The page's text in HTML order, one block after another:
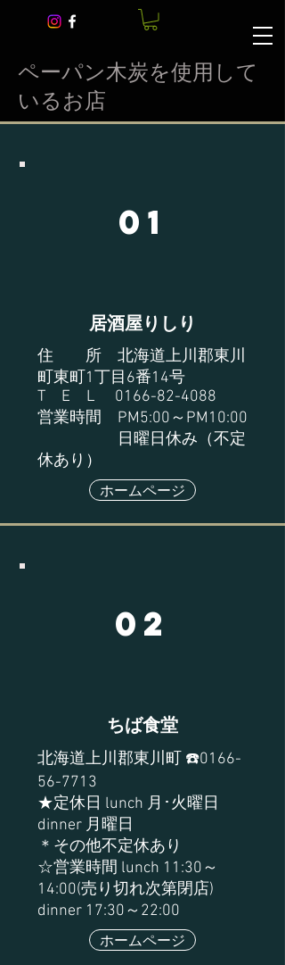
​ペーパン木炭を使用して
いるお店
01
居酒屋りしり
住 所 北海道上川郡東川
町東町1丁目6番14号
T E L
0166-82-4088
営業時間 PM5:00～PM10:00
​ 日曜日休み（不定
休あり）
ホームページ
02
ちば食堂
北海道上川郡東川町 ☎️0166-
56-7713
★定休日 lunch 月･火曜日
dinner 月曜日
＊その他不定休あり
☆営業時間 lunch 11:30～
14:00(売り切れ次第閉店)
dinner 17:30～22:00
ホームページ